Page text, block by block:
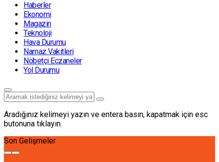
Haberler
Ekonomi
Magazin
Teknoloji
Hava Durumu
Namaz Vakitleri
Nöbetçi Eczaneler
Yol Durumu
Aradığınız kelimeyi yazın ve entera basın, kapatmak için esc
butonuna tıklayın.
Son Gelişmeler